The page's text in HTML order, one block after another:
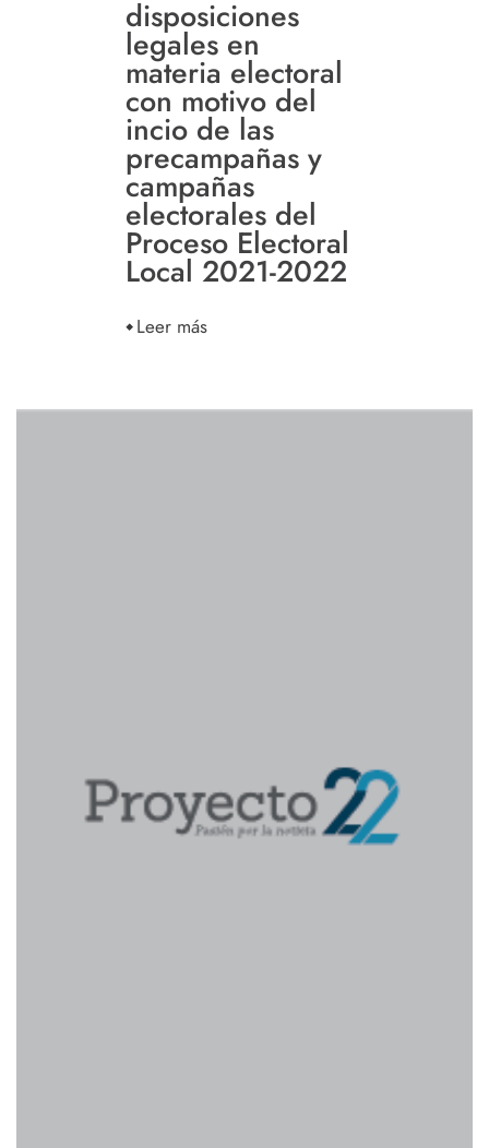
disposiciones
legales en
materia electoral
con motivo del
incio de las
precampañas y
campañas
electorales del
Proceso Electoral
Local 2021-2022
Leer más